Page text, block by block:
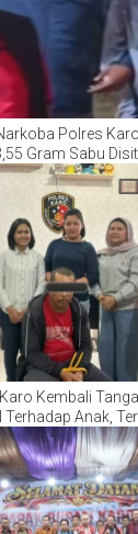
Polres
Gram Sabu
Kembali
Terhadap Anak,